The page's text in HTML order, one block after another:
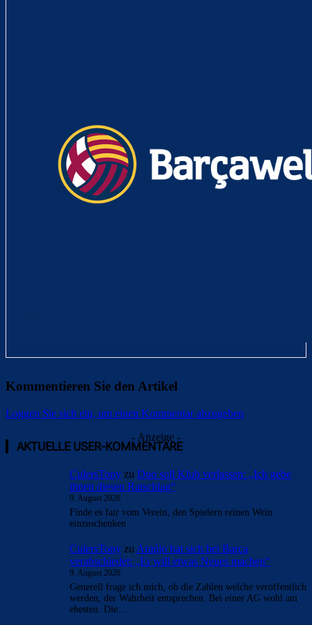
Kommentieren Sie den Artikel
Loggen Sie sich ein, um einen Kommentar abzugeben
- Anzeige -
AKTUELLE USER-KOMMENTARE
CulersTony zu Duo soll Klub verlassen: „Ich gebe
ihnen diesen Ratschlag“
9. August 2026
Finde es fair vom Verein, den Spielern reinen Wein
einzuschenken
CulersTony zu Araújo hat sich bei Barça
verabschiedet: „Er will etwas Neues machen“
9. August 2026
Generell frage ich mich, ob die Zahlen welche veröffentlich
werden, der Wahrheit entsprechen. Bei einer AG wohl am
ehesten. Die…